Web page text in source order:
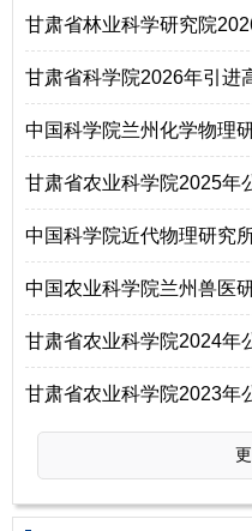
甘肃省林业科学研究院
甘肃省科学院2026年引进
中国科学院兰州化学物理
甘肃省农业科学院2025年
中国科学院近代物理研究